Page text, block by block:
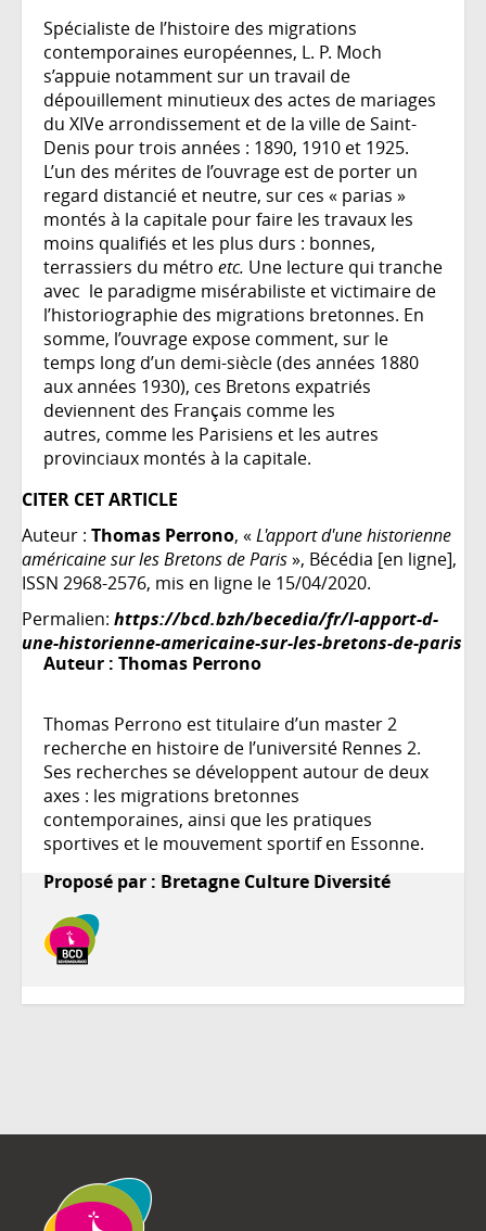
Spécialiste de l’histoire des migrations
contemporaines européennes, L. P. Moch
s’appuie notamment sur un travail de
dépouillement minutieux des actes de mariages
du XIVe arrondissement et de la ville de Saint-
Denis pour trois années : 1890, 1910 et 1925.
L’un des mérites de l’ouvrage est de porter un
regard distancié et neutre, sur ces « parias »
montés à la capitale pour faire les travaux les
moins qualifiés et les plus durs : bonnes,
terrassiers du métro etc. Une lecture qui tranche
avec le paradigme misérabiliste et victimaire de
l’historiographie des migrations bretonnes. En
somme, l’ouvrage expose comment, sur le
temps long d’un demi-siècle (des années 1880
aux années 1930), ces Bretons expatriés
deviennent des Français comme les
autres, comme les Parisiens et les autres
provinciaux montés à la capitale.
CITER CET ARTICLE
Auteur : Thomas Perrono, «L'apport d'une historienne
américaine sur les Bretons de Paris», Bécédia [en ligne],
ISSN 2968-2576, mis en ligne le 15/04/2020.
Permalien: https://bcd.bzh/becedia/fr/l-apport-d-
une-historienne-americaine-sur-les-bretons-de-paris
Auteur : Thomas Perrono
Thomas Perrono est titulaire d’un master 2
recherche en histoire de l’université Rennes 2.
Ses recherches se développent autour de deux
axes : les migrations bretonnes
contemporaines, ainsi que les pratiques
sportives et le mouvement sportif en Essonne.
Proposé par : Bretagne Culture Diversité